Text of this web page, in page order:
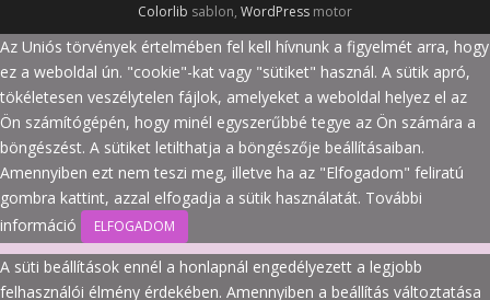
Colorlib sablon, WordPress motor
Az Uniós törvények értelmében fel kell hívnunk a figyelmét arra, hogy
ez a weboldal ún. "cookie"-kat vagy "sütiket" használ. A sütik apró,
tökéletesen veszélytelen fájlok, amelyeket a weboldal helyez el az
Ön számítógépén, hogy minél egyszerűbbé tegye az Ön számára a
böngészést. A sütiket letilthatja a böngészője beállításaiban.
Amennyiben ezt nem teszi meg, illetve ha az "Elfogadom" feliratú
gombra kattint, azzal elfogadja a sütik használatát. További
információ
ELFOGADOM
A süti beállítások ennél a honlapnál engedélyezett a legjobb
felhasználói élmény érdekében. Amennyiben a beállítás változtatása